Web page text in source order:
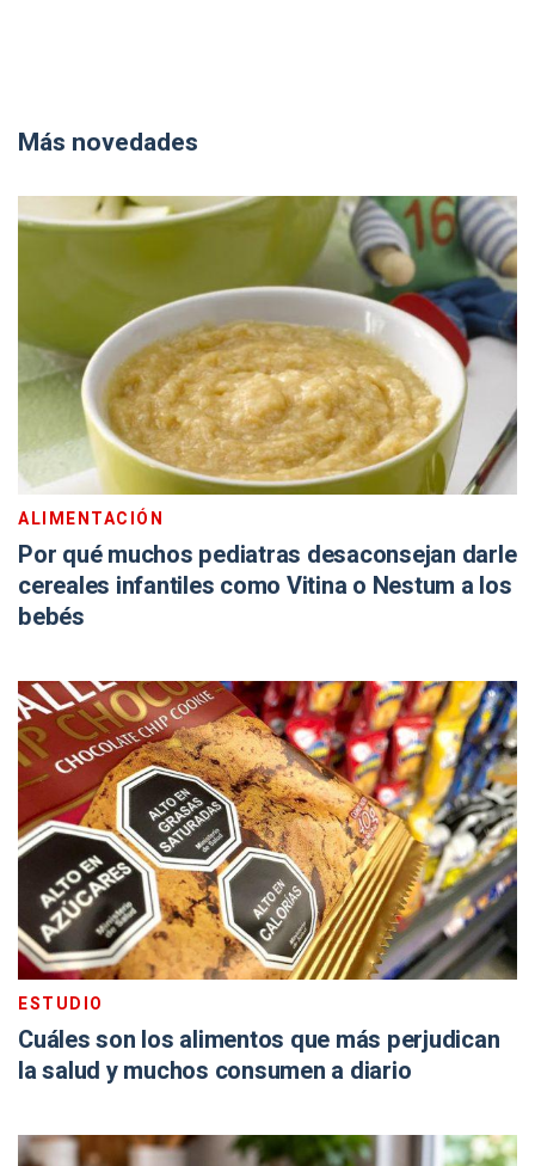
Más novedades
ALIMENTACIÓN
Por qué muchos pediatras desaconsejan darle
cereales infantiles como Vitina o Nestum a los
bebés
ESTUDIO
Cuáles son los alimentos que más perjudican
la salud y muchos consumen a diario